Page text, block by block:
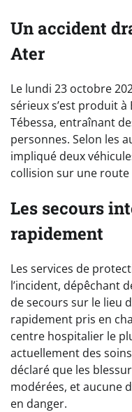
Un accident
Ater
Le lundi 23 octobre
sérieux s’est produit à
Tébessa, entraînant
personnes. Selon les
impliqué deux
collision sur une
Les secours
rapidement
Les services de
l’incident, dépêchant
de secours sur le lieu
rapidement pris en
centre hospitalier le
actuellement des
déclaré que les
modérées, et aucune
en danger.